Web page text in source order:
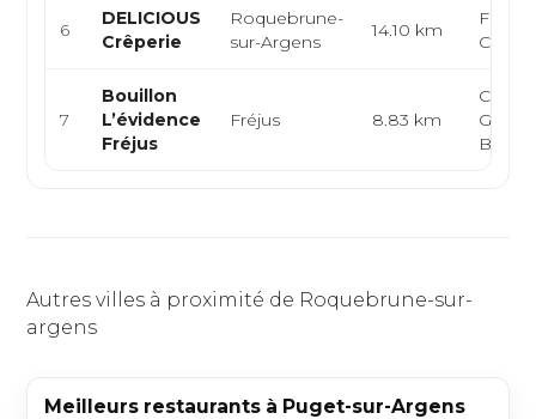
6
DELICIOUS
Crêperie
Roquebrune-
sur-Argens
14.10 km
7
Bouillon
L’évidence
Fréjus
Fréjus 8.83 km
Autres villes à proximité de Roquebrune-sur-
argens
Meilleurs restaurants à Puget-sur-Argens